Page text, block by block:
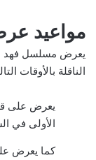
مواعيد
يعرض مسلسل فهد
الناقلة بالأوقات
الأولى في الساعة